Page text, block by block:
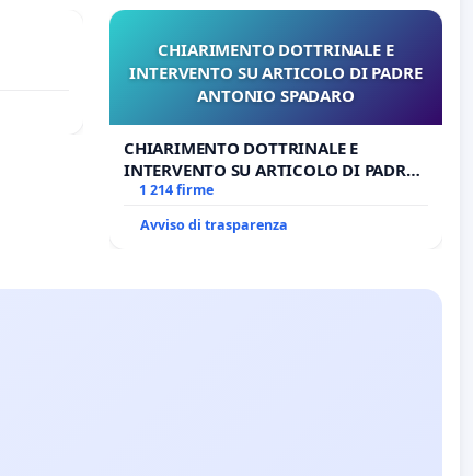
CHIARIMENTO DOTTRINALE E
INTERVENTO SU ARTICOLO DI PADRE
ANTONIO SPADARO
CHIARIMENTO DOTTRINALE E
INTERVENTO SU ARTICOLO DI PADRE
ANTONIO SPADARO
1 214 firme
Avviso di trasparenza